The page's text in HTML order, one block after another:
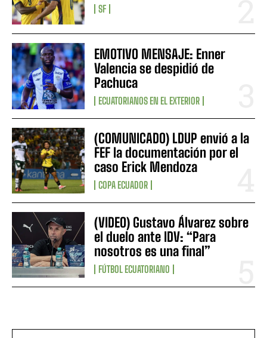
SF
EMOTIVO MENSAJE: Enner
Valencia se despidió de
Pachuca
ECUATORIANOS EN EL EXTERIOR
(COMUNICADO) LDUP envió a la
FEF la documentación por el
caso Erick Mendoza
COPA ECUADOR
(VIDEO) Gustavo Álvarez sobre
el duelo ante IDV: “Para
nosotros es una final”
FÚTBOL ECUATORIANO